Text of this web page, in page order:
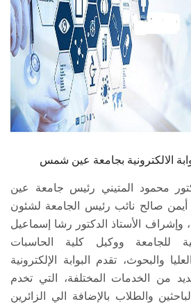
هيئة التدريس
الدراسات العليا
الخريجين
الموظفون
الزائـرون
سجل الان
الالكترونية بجامعة عين شمس
محمود المتيني رئيس جامعة عين
أيمن صالح نائب رئيس الجامعة لشئون
وإشراف الأستاذ الدكتور رشا إسماعيل
للجامعة ووكيل كلية الحاسبات
والبحوث، تقدم البوابة الإلكترونية
من الخدمات المختلفة، التي تخدم
والطلاب بالإضافة الي الزائرين